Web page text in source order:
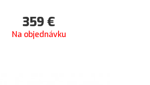
359 €
Na objednávku